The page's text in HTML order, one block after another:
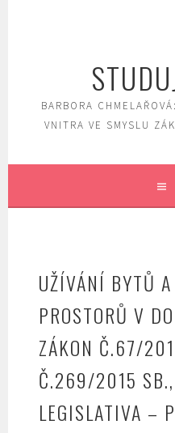
BARBORA
VNITRA VE SMYSLU
UŽÍVÁNÍ BYTŮ
PROSTORŮ V
ZÁKON Č.67/
Č.269/2015
LEGISLATIVA –